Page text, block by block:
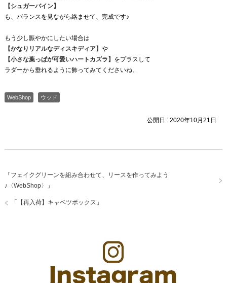
【シュガーバイン】
も、バランスを見ながら絡ませて、完成です♪
もう少し賑やかにしたい場合は
【かなりリアルなディスキディア】 や
【小さな葉っぱが可愛いハートカズラ】 をプラスして
ラダーから垂れるように飾ってみてくださいね。
WebShop ウッド
公開日 :2020年10月21日
「 フェイクグリーンを組み合わせて、リースを作ってみよう
♪〈WebShop〉
」
「 【再入荷】キャベツボックス 」